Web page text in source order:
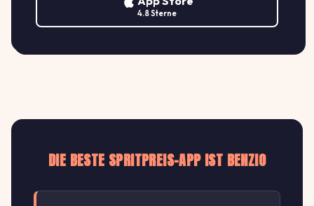
4.8 Sterne
DIE BESTE SPRITPREIS-APP IST BENZIO